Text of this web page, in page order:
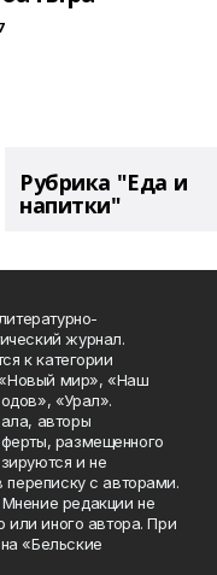
Рубрика "Еда и
напитки"
журнал.
к категории
«Новый мир», «Наш
«Урал».
авторы
размещенного
и не
переписку с авторами.
редакции не
или иного автора. При
«Бельские